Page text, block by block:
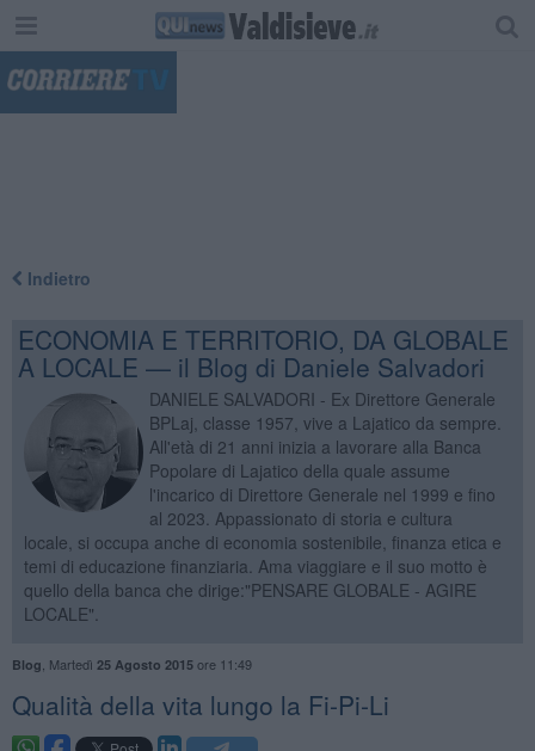
Indietro
ECONOMIA E TERRITORIO, DA GLOBALE
A LOCALE — il Blog di Daniele Salvadori
DANIELE SALVADORI - Ex Direttore Generale
BPLaj, classe 1957, vive a Lajatico da sempre.
All'età di 21 anni inizia a lavorare alla Banca
Popolare di Lajatico della quale assume
l'incarico di Direttore Generale nel 1999 e fino
al 2023. Appassionato di storia e cultura
locale, si occupa anche di economia sostenibile, finanza etica e
temi di educazione finanziaria. Ama viaggiare e il suo motto è
quello della banca che dirige:"PENSARE GLOBALE - AGIRE
LOCALE".
Blog Martedì 25 Agosto 2015ore 11:49
Qualità della vita lungo la Fi-Pi-Li